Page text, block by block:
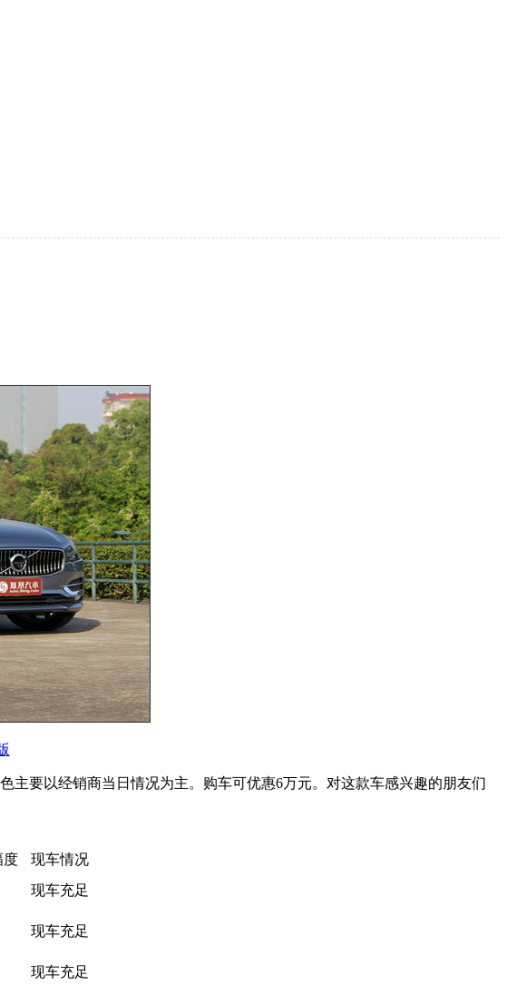
主要以经销商当日情况为主。购车可优惠6万元。对这款车感兴趣的朋友们
度
现车情况
现车充足
现车充足
现车充足